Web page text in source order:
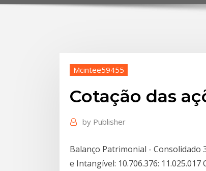
Mcintee59455
Cotação das
by Publisher
Balanço Patrimonial - Consolidado
e Intangível: 10.706.376: 11.025.017